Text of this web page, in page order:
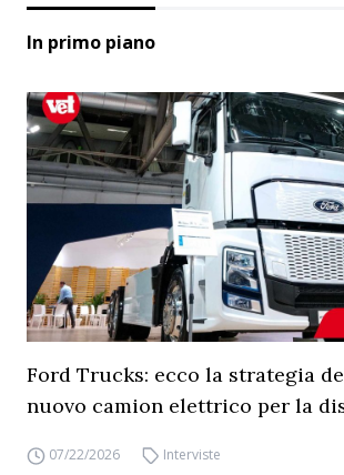
In primo piano
Ford Trucks: ecco la strategia
nuovo camion elettrico per la
07/22/2026 Interviste